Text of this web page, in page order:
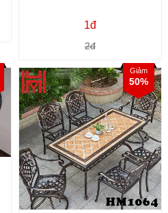
1đ
2đ
Giảm
50%